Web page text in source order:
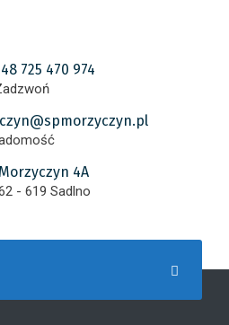
725 470 974
Morzyczyn 4A
- 619 Sadlno